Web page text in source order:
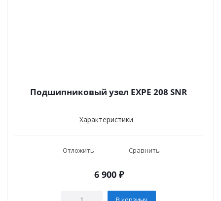
Подшипниковый узел EXPE 208 SNR
Характеристики
Отложить Сравнить
6 900₽